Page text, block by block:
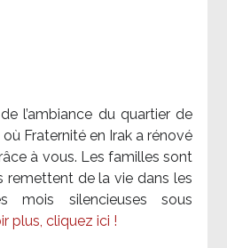
l’ambiance du quartier de
Fraternité en Irak a rénové
à vous. Les familles sont
remettent de la vie dans les
mois silencieuses sous
plus, cliquez ici !